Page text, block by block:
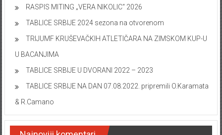
RASPIS MITING „VERA NIKOLIC“ 2026
TABLICE SRBIJE 2024 sezona na otvorenom
TRIJUMF KRUŠEVAČKIH ATLETIČARA NA ZIMSKOM KUP-U
U BACANJIMA
TABLICE SRBIJE U DVORANI 2022 – 2023
TABLICE SRBIJE NA DAN 07.08.2022. pripremili O.Karamata
& R.Camano